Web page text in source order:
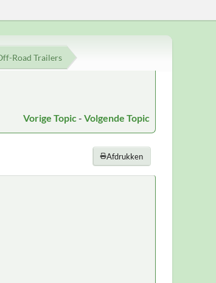
Road Trailers
Vorige Topic - Volgende Topic
Afdrukken